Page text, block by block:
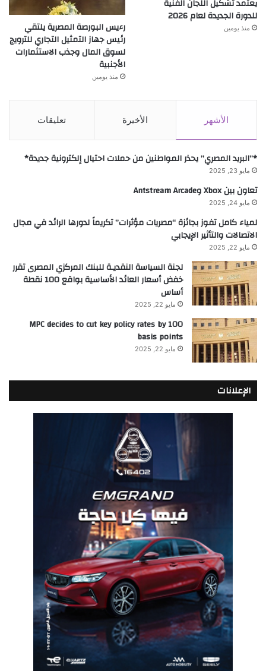
يعتمد تشكيل اللجان الفنية
للدورة الجديدة لعام 2026
منذ يومين
رءيس البورصة المصرية يلتقي
رئيس جهاز التمثيل التجاري للترويج
لسوق المال وجذب الاستثمارات
الأجنبية
منذ يومين
الأشهر الأخيرة تعليقات
*”البريد المصري” يحذر المواطنين من حملات احتيال إلكترونية جديدة*
مايو 23, 2025
تعاون بين Xbox وAntstream Arcade
مايو 24, 2025
لمياء كامل تفوز بجائزة “مصريات مؤثرات” تكريماً لدورها الرائد في مجال
الاتصالات والتأثير الإيجابي
مايو 22, 2025
لجنة السياسة النقديـة للبنك المركزي المصرى تقرر
خفض أسعار العائد الأساسية بواقع 100 نقطة
أساس
مايو 22, 2025
MPC decides to cut key policy rates by 100
basis points
مايو 22, 2025
الإعلانات